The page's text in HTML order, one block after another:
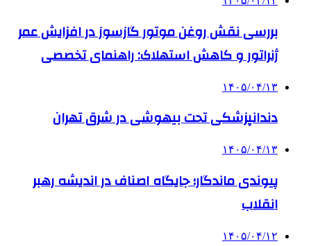
بررسی نقش روغن موتور گازسوز در افزایش عمر
ژنراتور و کاهش استهلاک: راهنمای تخصصی
۱۴۰۵/۰۴/۱۳
دندانپزشکی تحت بیهوشی در شرق تهران
۱۴۰۵/۰۴/۱۳
پیوندی ماندگار؛ جایگاه اصناف در اندیشه رهبر
انقلاب
۱۴۰۵/۰۴/۱۲